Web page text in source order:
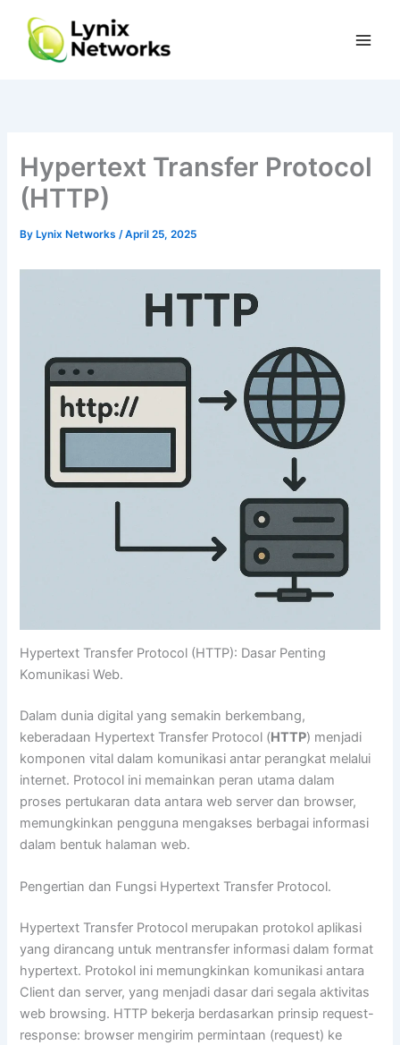
content
Hypertext Transfer Protocol
(HTTP)
By Lynix Networks/April 25, 2025
Hypertext Transfer Protocol (HTTP): Dasar Penting
Komunikasi Web.
Dalam dunia digital yang semakin berkembang,
keberadaan Hypertext Transfer Protocol (HTTP) menjadi
komponen vital dalam komunikasi antar perangkat melalui
internet. Protocol ini memainkan peran utama dalam
proses pertukaran data antara web server dan browser,
memungkinkan pengguna mengakses berbagai informasi
dalam bentuk halaman web.
Pengertian dan Fungsi Hypertext Transfer Protocol.
Hypertext Transfer Protocol merupakan protokol aplikasi
yang dirancang untuk mentransfer informasi dalam format
hypertext. Protokol ini memungkinkan komunikasi antara
Client dan server, yang menjadi dasar dari segala aktivitas
web browsing. HTTP bekerja berdasarkan prinsip request-
response: browser mengirim permintaan (request) ke